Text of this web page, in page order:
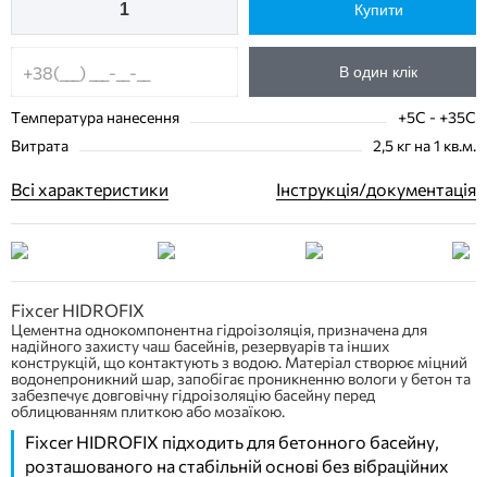
Купити
В один клік
Температура нанесення
+5C - +35C
Витрата
2,5 кг на 1 кв.м.
Всі характеристики Інструкція/документація
Fixcer HIDROFIX
Цементна однокомпонентна гідроізоляція, призначена для
надійного захисту чаш басейнів, резервуарів та інших
конструкцій, що контактують з водою. Матеріал створює міцний
водонепроникний шар, запобігає проникненню вологи у бетон та
забезпечує довговічну гідроізоляцію басейну перед
облицюванням плиткою або мозаїкою.
Fixcer HIDROFIX підходить для бетонного басейну,
розташованого на стабільній основі без вібраційних